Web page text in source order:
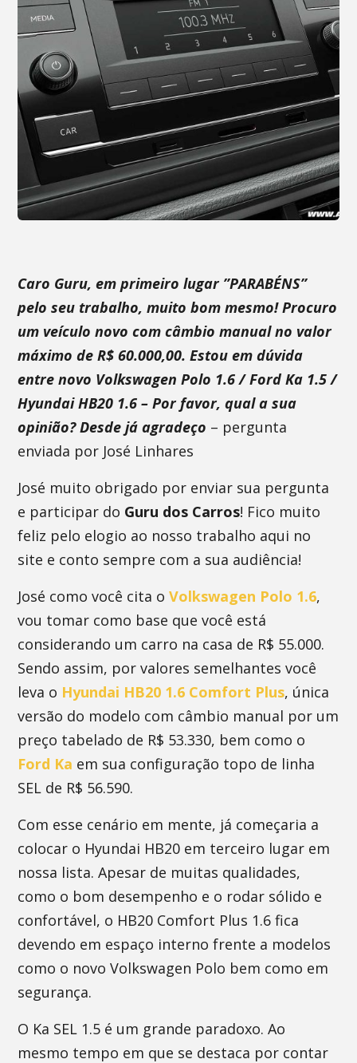
Caro Guru, em primeiro lugar ”PARABÉNS”
pelo seu trabalho, muito bom mesmo! Procuro
um veículo novo com câmbio manual no valor
máximo de R$ 60.000,00. Estou em dúvida
entre novo Volkswagen Polo 1.6 / Ford Ka 1.5 /
Hyundai HB20 1.6 – Por favor, qual a sua
opinião? Desde já agradeço – pergunta
enviada por José Linhares
José muito obrigado por enviar sua pergunta
e participar do Guru dos Carros! Fico muito
feliz pelo elogio ao nosso trabalho aqui no
site e conto sempre com a sua audiência!
José como você cita oVolkswagen Polo 1.6,
vou tomar como base que você está
considerando um carro na casa de R$ 55.000.
Sendo assim, por valores semelhantes você
leva o Hyundai HB20 1.6 Comfort Plus, única
versão do modelo com câmbio manual por um
preço tabelado de R$ 53.330, bem como o
Ford Ka em sua configuração topo de linha
SEL de R$ 56.590.
Com esse cenário em mente, já começaria a
colocar o Hyundai HB20 em terceiro lugar em
nossa lista. Apesar de muitas qualidades,
como o bom desempenho e o rodar sólido e
confortável, o HB20 Comfort Plus 1.6 fica
devendo em espaço interno frente a modelos
como o novo Volkswagen Polo bem como em
segurança.
O Ka SEL 1.5 é um grande paradoxo. Ao
mesmo tempo em que se destaca por contar